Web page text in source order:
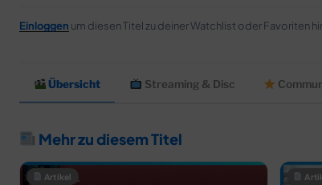
Einloggen um diesen Titel zu deiner Watchlist oder Favoriten
Übersicht Streaming & Disc
Mehr zu diesem Titel
Artikel